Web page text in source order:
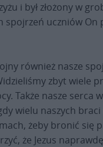
i był złożony w
spojrzeń uczniów On
również nasze
zbyt wiele
Także nasze serca
wielu naszych
żeby bronić się
że Jezus naprawdę